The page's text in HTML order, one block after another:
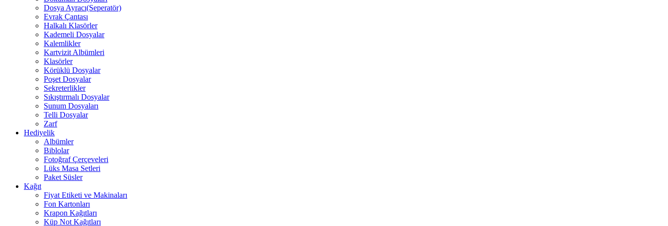
Dosya Ayracı(Seperatör)
Evrak Çantası
Halkalı Klasörler
Kademeli Dosyalar
Kalemlikler
Kartvizit Albümleri
Klasörler
Körüklü Dosyalar
Poşet Dosyalar
Sekreterlikler
Sıkıştırmalı Dosyalar
Sunum Dosyaları
Telli Dosyalar
Zarf
Hediyelik
Albümler
Biblolar
Fotoğraf Çerçeveleri
Lüks Masa Setleri
Paket Süsler
Kağıt
Fiyat Etiketi ve Makinaları
Fon Kartonları
Krapon Kağıtları
Küp Not Kağıtları